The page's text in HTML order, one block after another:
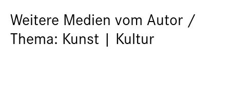
Weitere Medien vom Autor /
Thema: Kunst | Kultur